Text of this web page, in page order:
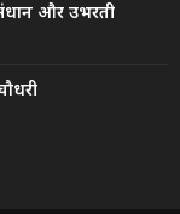
और उभरती